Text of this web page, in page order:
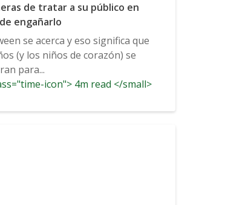
de tratar a su público en
engañarlo
se acerca y eso significa que
(y los niños de corazón) se
para...
icon"> 4m read </small>